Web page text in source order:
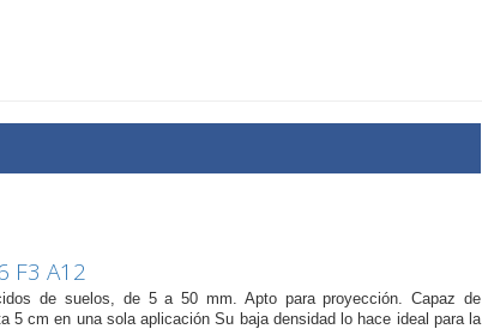
F3 A12
de suelos, de 5 a 50 mm. Apto para proyección. Capaz de
5 cm en una sola aplicación Su baja densidad lo hace ideal para la